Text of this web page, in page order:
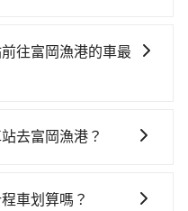
擇。此外，為確保您的
專業且可靠的職業駕
顧之憂。無論您是要前
不二選擇！
往富岡漁港的車最
上能標註、GPS上能找
資訊依約接送。
去富岡漁港？
費用都是不小開支。
車划算嗎？